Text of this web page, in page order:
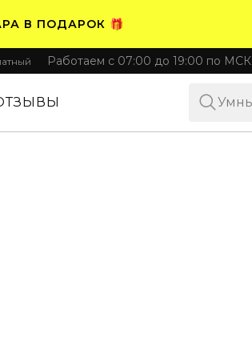
В ПОДАРОК 🎁
НОСИТЕ СРАЗУ 🛒
Работаем с 07:00 до 19:00 по МСК